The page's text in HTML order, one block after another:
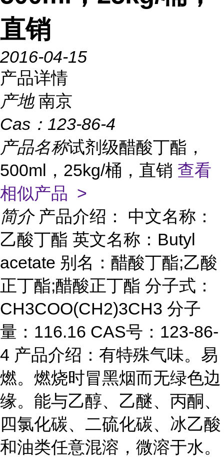
直销
2016-04-15
产品详情
产地 南京
Cas： 123-86-4
产品名称试剂级醋酸丁酯，
500ml，25kg/桶，直销 查看
相似产品 >
简介 产品介绍： 中文名称：
乙酸丁酯 英文名称：Butyl
acetate 别名：醋酸丁酯;乙酸
正丁酯;醋酸正丁酯 分子式：
CH3COO(CH2)3CH3 分子
量：116.16 CAS号：123-86-
4 产品介绍：有特殊气味。易
燃。燃烧时冒黑烟而无绿色边
缘。能与乙醇、乙醚、丙酮、
四氯化碳、二硫化碳、冰乙酸
和油类任意混溶，微溶于水。